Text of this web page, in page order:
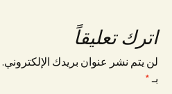
اترك تعليقاً
لن يتم نشر عنوان بريدك الإلكتروني.
بـ*